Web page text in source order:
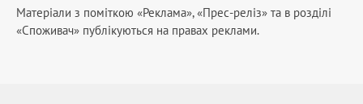
Матеріали з поміткою «Реклама», «Прес-реліз» та в розділі
«Споживач» публікуються на правах реклами.